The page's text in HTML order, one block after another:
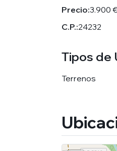
Precio:3.900
C.P.:24232
Tipos de
Terrenos